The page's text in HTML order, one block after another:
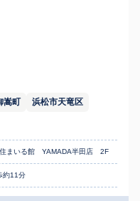
嵩町
浜松市天竜区
まいる館 YAMADA半田店 2F
約11分